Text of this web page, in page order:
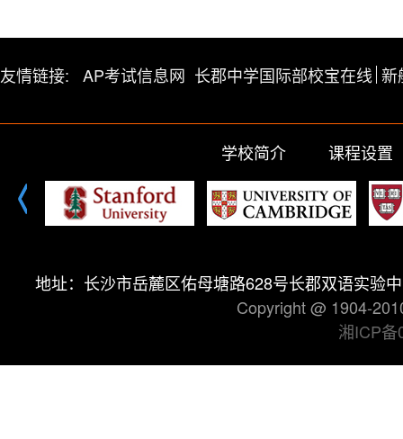
友情链接: AP考试信息网 长郡中学国际部校宝在线 新
学校简介 课程设置
地址：长沙市岳麓区佑母塘路628号长郡双语实验
Copyright @ 1904-
湘ICP